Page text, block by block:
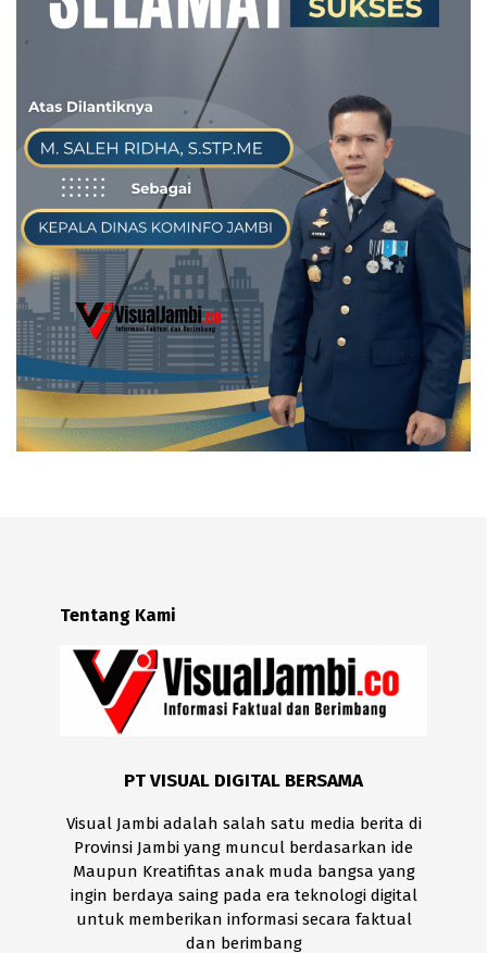
Tentang Kami
PT VISUAL DIGITAL BERSAMA
Visual Jambi adalah salah satu media berita di
Provinsi Jambi yang muncul berdasarkan ide
Maupun Kreatifitas anak muda bangsa yang
ingin berdaya saing pada era teknologi digital
untuk memberikan informasi secara faktual
dan berimbang